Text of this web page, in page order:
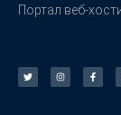
Портал веб-